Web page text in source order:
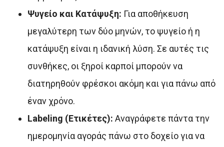
Ψυγείο και Κατάψυξη: Για αποθήκευση
μεγαλύτερη των δύο μηνών, το ψυγείο ή η
κατάψυξη είναι η ιδανική λύση. Σε αυτές τις
συνθήκες, οι ξηροί καρποί μπορούν να
διατηρηθούν φρέσκοι ακόμη και για πάνω από
έναν χρόνο.
Labeling (Ετικέτες): Αναγράφετε πάντα την
ημερομηνία αγοράς πάνω στο δοχείο για να